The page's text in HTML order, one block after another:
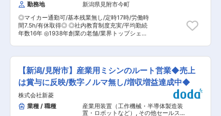
顕著に取り入れられ、グローバル化した市場にお
いてひときわ高い評価を頂いております。 自社で
設計から金型製作、成形、加飾および組み立てま
での一貫生産ができ、お客様の高度化・多様化す
面、品質面でも強化を図っております。近年は手
術トレーニング用として、人体の質感・構造を忠
分野で高い評価を頂いております。また、産学官
の連携によるナノ材料開発も進めており、新領域
へ挑戦し続けております。 変更の範囲：会社の定
める業務
御設計担当者とペアを組んで業務を行います。 ■
このお仕事の魅力： ◎勤務していただく新潟工場
は、6年前から「メカトロニクス事業」に注力！
◎製造ラインの自動化システムを開発し、生産性
の向上と人手不足に悩む製造業者様の発展に貢献
する事業 ■働き方：自己都合による早出遅出の制
当社は、1959年（昭和34年）に工業用ゴム製品
の加工メーカーとして発足しました。以来、時計
用防水パッキンの製造を手掛け、1970年には世界
最初の導電シリコーンゴムの加工技術の開発に着
手しました。これは時代の変遷とともに、電卓、
リモコン、電子楽器、コードレス電話など、幅広
勤務地
新潟県見附市今町
◎マイカー通勤可/基本残業無し/定時17時/労働時
間7.5h/有休取得◎ ◎社内教育制度充実/平均勤続
年数16年 ◎1938年創業の老舗/業界トップシェア
して頂きます。 ■業務詳細 ・プレス加工・単発
プレス・溶融亜鉛メッキ・脱脂、カラーリベッ
ト・溶接 ・梱包、検査・物流 ※同社ではジョブロ
ーテーション制度がございますので、この業務だ
けでスペシャリストになるのではなく、工場内の
業務を幅広く対応できる人材育成を進めておりま
す。 ■組織構成： 正社員：20名程度／平均年
齢：41歳 パート・嘱託：20名程度／平均年齢：
【新潟/見附市】産業用ミシンのルート営業◆売上
は賞与に反映/数字ノルマ無し/増収増益達成中◆
株式会社新菱
業種 / 職種
産業用装置（工作機械・半導体製造装
置・ロボットなど） , その他セールスエ